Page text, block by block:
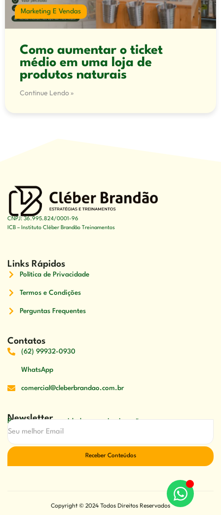
Marketing E Vendas
Como aumentar o ticket
médio em uma loja de
produtos naturais
Continue Lendo »
CNPJ: 36.995.824/0001-96
ICB – Instituto Cléber Brandão Treinamentos
Links Rápidos
Política de Privacidade
Termos e Condições
Perguntas Frequentes
Contatos
(62) 99932-0930
WhatsApp
comercial@cleberbrandao.com.br
Newsletter
Receber nossas novidades em primeira mão
Receber Conteúdos
Copyright © 2024 Todos Direitos Reservados